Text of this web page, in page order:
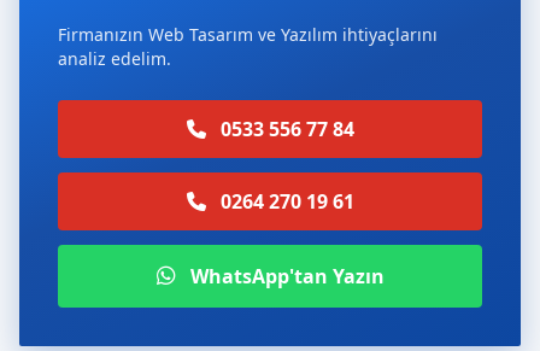
Firmanızın Web Tasarım ve Yazılım ihtiyaçlarını
analiz edelim.
0533 556 77 84
0264 270 19 61
WhatsApp'tan Yazın